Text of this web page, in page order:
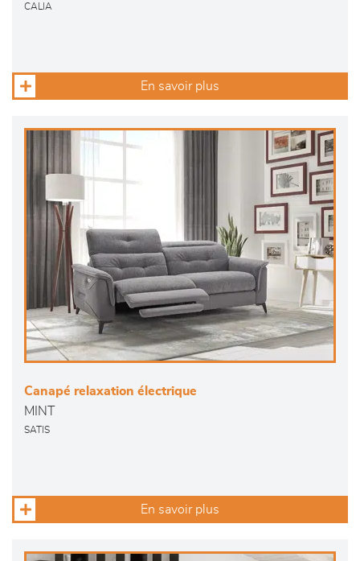
CALIA
En savoir plus
Canapé relaxation électrique
MINT
SATIS
En savoir plus